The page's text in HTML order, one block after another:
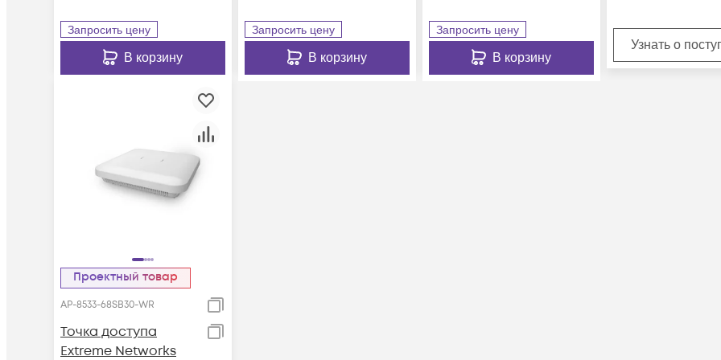
Запросить цену
В корзину
Запросить цену
В корзину
Запросить цену
В корзину
Узнать о
Проектный товар
AP-8533-68SB30-WR
Точка доступа
Extreme Networks